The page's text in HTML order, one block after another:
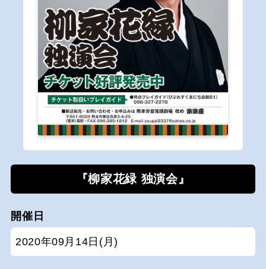
『柳家花緑 独演会』
開催日
2020年09月14日(月)